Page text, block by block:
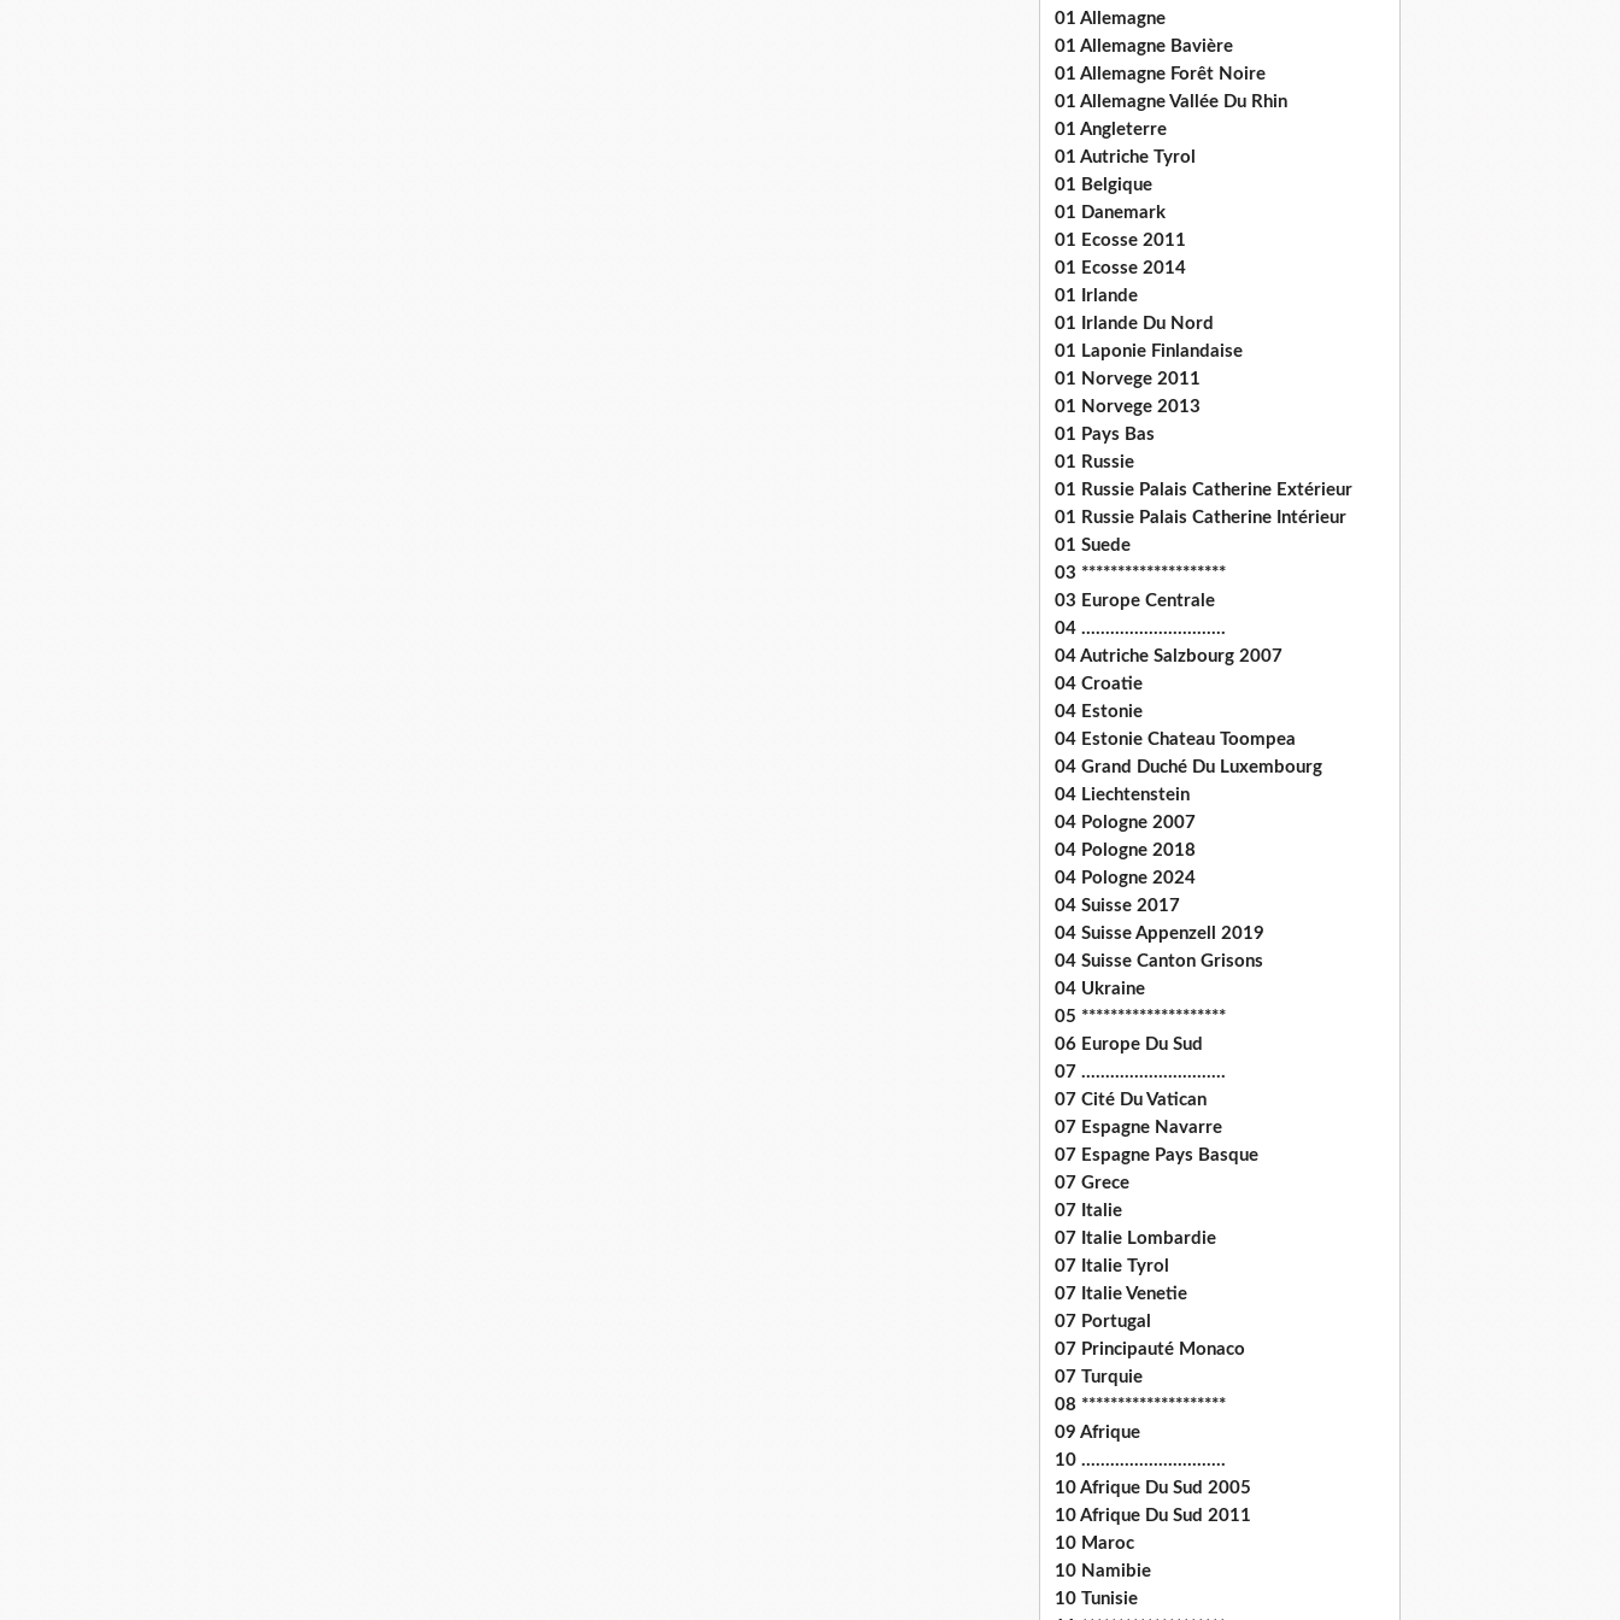
01 Allemagne
01 Allemagne Bavière
01 Allemagne Forêt Noire
01 Allemagne Vallée Du Rhin
01 Angleterre
01 Autriche Tyrol
01 Belgique
01 Danemark
01 Ecosse 2011
01 Ecosse 2014
01 Irlande
01 Irlande Du Nord
01 Laponie Finlandaise
01 Norvege 2011
01 Norvege 2013
01 Pays Bas
01 Russie
01 Russie Palais Catherine Extérieur
01 Russie Palais Catherine Intérieur
01 Suede
03 ********************
03 Europe Centrale
04 ..............................
04 Autriche Salzbourg 2007
04 Croatie
04 Estonie
04 Estonie Chateau Toompea
04 Grand Duché Du Luxembourg
04 Liechtenstein
04 Pologne 2007
04 Pologne 2018
04 Pologne 2024
04 Suisse 2017
04 Suisse Appenzell 2019
04 Suisse Canton Grisons
04 Ukraine
05 ********************
06 Europe Du Sud
07 ..............................
07 Cité Du Vatican
07 Espagne Navarre
07 Espagne Pays Basque
07 Grece
07 Italie
07 Italie Lombardie
07 Italie Tyrol
07 Italie Venetie
07 Portugal
07 Principauté Monaco
07 Turquie
08 ********************
09 Afrique
10 ..............................
10 Afrique Du Sud 2005
10 Afrique Du Sud 2011
10 Maroc
10 Namibie
10 Tunisie